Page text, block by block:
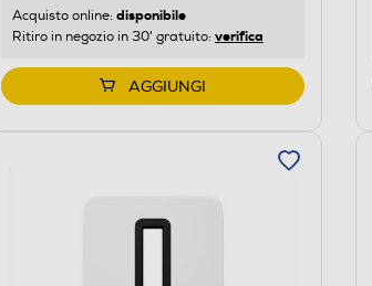
Acquisto online: disponibile
Ritiro in negozio in 30' gratuito: verifica
AGGIUNGI